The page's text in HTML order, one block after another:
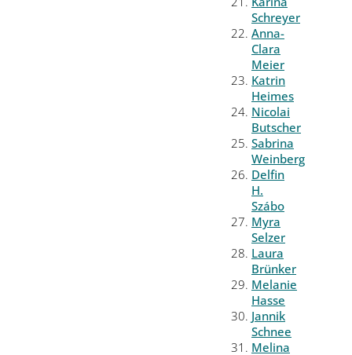
Schreyer
Anna-
Clara
Meier
Katrin
Heimes
Nicolai
Butscher
Sabrina
Weinberg
Delfin
H.
Szábo
Myra
Selzer
Laura
Brünker
Melanie
Hasse
Jannik
Schnee
Melina